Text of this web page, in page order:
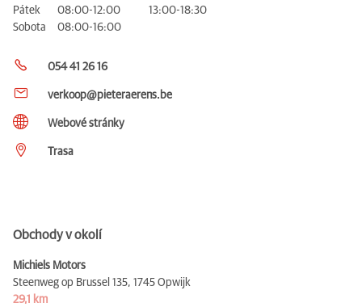
Pátek
08:00-12:00
13:00-18:30
Sobota
08:00-16:00
054 41 26 16
verkoop@pieteraerens.be
Webové stránky
Trasa
Obchody v okolí
Michiels Motors
Steenweg op Brussel 135, 1745 Opwijk
29,1 km